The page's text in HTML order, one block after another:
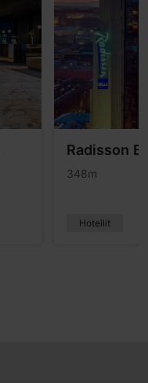
Radisson
348m
Hotellit